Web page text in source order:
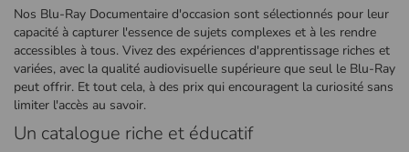
Nos Blu-Ray Documentaire d'occasion sont sélectionnés pour leur
capacité à capturer l'essence de sujets complexes et à les rendre
accessibles à tous. Vivez des expériences d'apprentissage riches et
variées, avec la qualité audiovisuelle supérieure que seul le Blu-Ray
peut offrir. Et tout cela, à des prix qui encouragent la curiosité sans
limiter l'accès au savoir.
Un catalogue riche et éducatif